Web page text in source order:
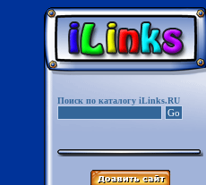
Поиск по каталогу iLinks.RU